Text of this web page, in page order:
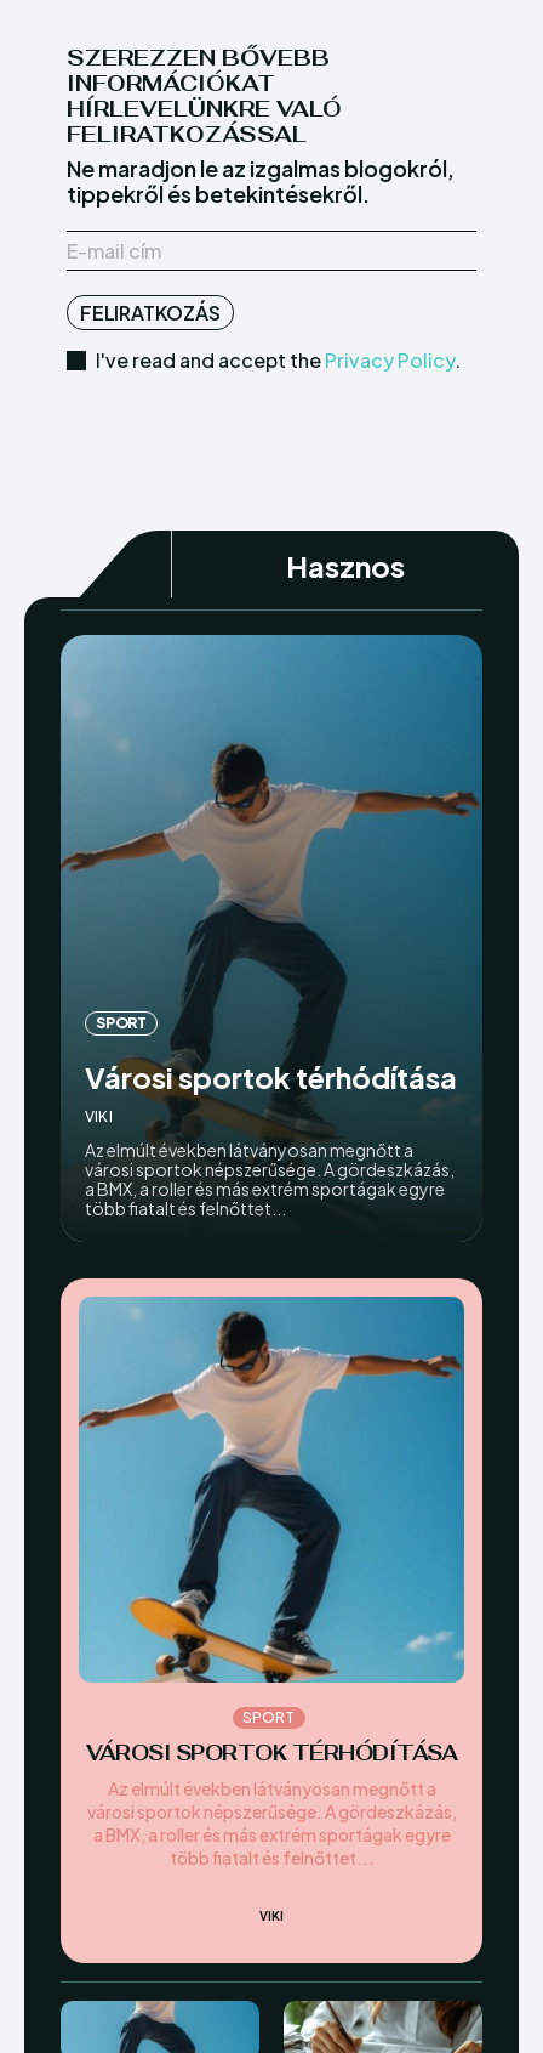
SZEREZZEN BŐVEBB
INFORMÁCIÓKAT
HÍRLEVELÜNKRE VALÓ
FELIRATKOZÁSSAL
Ne maradjon le az izgalmas blogokról,
tippekről és betekintésekről.
FELIRATKOZÁS
I've read and accept thePrivacy Policy.
Hasznos
SPORT
VÁROSI SPORTOK TÉRHÓDÍTÁSA
Az elmúlt években látványosan megnőtt a
városi sportok népszerűsége. A gördeszkázás,
a BMX, a roller és más extrém sportágak egyre
több fiatalt és felnőttet...
VIKI
SPORT
Városi sportok térhódítása
VIKI
Az elmúlt években látványosan megnőtt a
városi sportok népszerűsége. A gördeszkázás,
a BMX, a roller és más extrém sportágak egyre
több fiatalt és felnőttet...